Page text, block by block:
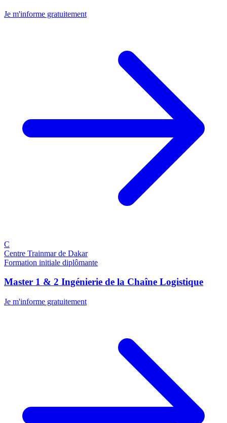
Je m'informe gratuitement
C
Centre Trainmar de Dakar
Formation initiale diplômante
Master 1 & 2 Ingénierie de la Chaîne Logistique
Je m'informe gratuitement